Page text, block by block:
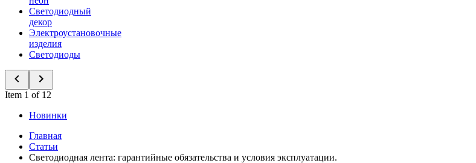
Светодиодный
декор
Электроустановочные
изделия
Светодиоды
Item 1 of 12
Новинки
Главная
Статьи
Светодиодная лента: гарантийные обязательства и условия эксплуатации.